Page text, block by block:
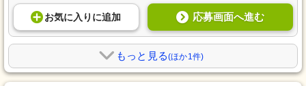
お気に入り に追加 応募画面へ進む
もっと見る(ほか1件)